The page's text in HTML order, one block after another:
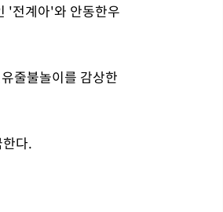
'전계아'와 안동한우
줄불놀이를 감상한
다.